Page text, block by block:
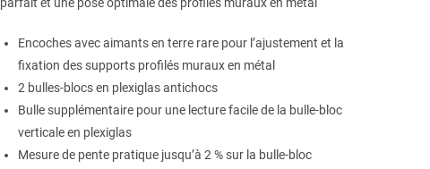
Encoches avec aimants en terre rare pour l’ajustement et la
fixation des supports profilés muraux en métal
2 bulles-blocs en plexiglas antichocs
Bulle supplémentaire pour une lecture facile de la bulle-bloc
verticale en plexiglas
Mesure de pente pratique jusqu’à 2 % sur la bulle-bloc